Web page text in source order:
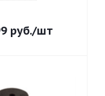
руб./шт